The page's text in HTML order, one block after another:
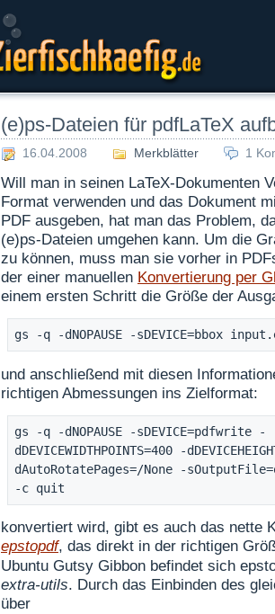
Zierfischkaefig.de
(e)ps-Dateien für pdfLaTeX
16.04.2008 Merkblätter 1
Will man in seinen LaTeX-Dokumenten
Format verwenden und das Dokument
PDF ausgeben, hat man das Problem,
(e)ps-Dateien umgehen kann. Um die
zu können, muss man sie vorher in
der einer manuellen Konvertierung per
einem ersten Schritt die Größe der
gs -q -dNOPAUSE -sDEVICE=bbox
und anschließend mit diesen
richtigen Abmessungen ins Zielformat:
gs -q -dNOPAUSE -sDEVICE=pdfwrite -
dDEVICEWIDTHPOINTS=400 -
dAutoRotatePages=/None -
-c quit
konvertiert wird, gibt es auch das nette
epstopdf, das direkt in der richtigen
Ubuntu Gutsy Gibbon befindet sich
extra-utils. Durch das Einbinden des
über